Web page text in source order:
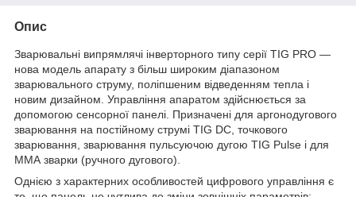
Опис
Зварювальні випрямлячі інверторного типу серії TIG PRO —
нова модель апарату з більш широким діапазоном
зварювального струму, поліпшеним відведенням тепла і
новим дизайном. Управління апаратом здійснюється за
допомогою сенсорної панелі. Призначені для аргонодугового
зварювання на постійному струмі TIG DC, точкового
зварювання, зварювання пульсуючою дугою TIG Pulse і для
ММА зварки (ручного дугового).
Однією з характерних особливостей цифрового управління є